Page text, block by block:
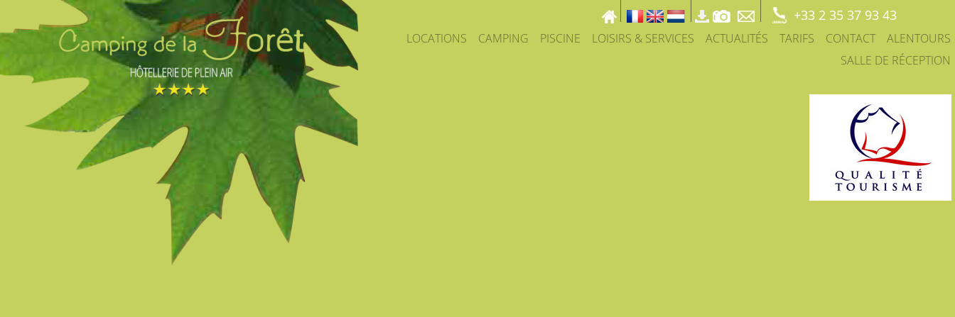
+33 2 35 37 93 43
LOCATIONS CAMPING PISCINE LOISIRS & SERVICES ACTUALITÉS TARIFS CONTACT
ALENTOURS
SALLE DE RÉCEPTION